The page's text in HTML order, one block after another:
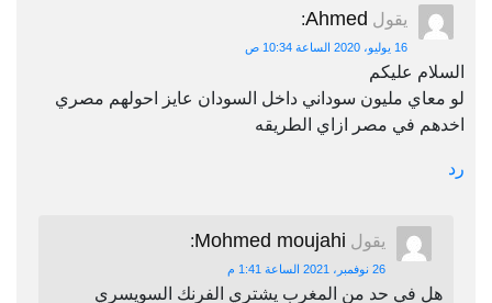
يقول Ahmed
:
16 يوليو، 2020 الساعة 10:34 ص
السلام عليكم
لو معاي مليون سوداني داخل السودان عايز احولهم مصري
اخدهم في مصر ازاي الطريقه
رد
يقول Mohmed moujahi
:
26 نوفمبر، 2021 الساعة 1:41 م
هل في حد من المغرب يشتري الفرنك السويسري